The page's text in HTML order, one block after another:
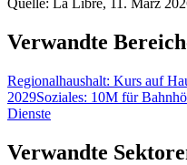
Quelle: La Libre, 11. März
Verwandte
Regionalhaushalt: Kurs auf
2029Soziales: 10M für
Dienste
Verwandte